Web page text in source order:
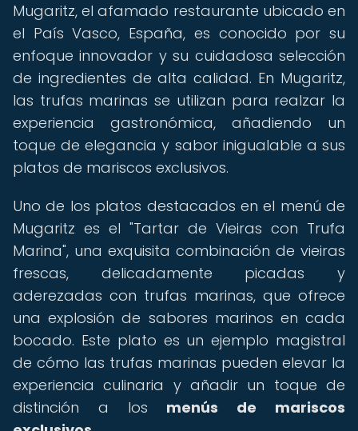
Mugaritz, el afamado restaurante ubicado en
el País Vasco, España, es conocido por su
enfoque innovador y su cuidadosa selección
de ingredientes de alta calidad. En Mugaritz,
las trufas marinas se utilizan para realzar la
experiencia gastronómica, añadiendo un
toque de elegancia y sabor inigualable a sus
platos de mariscos exclusivos.
Uno de los platos destacados en el menú de
Mugaritz es el "Tartar de Vieiras con Trufa
Marina", una exquisita combinación de vieiras
frescas, delicadamente picadas y
aderezadas con trufas marinas, que ofrece
una explosión de sabores marinos en cada
bocado. Este plato es un ejemplo magistral
de cómo las trufas marinas pueden elevar la
experiencia culinaria y añadir un toque de
distinción a los menús de mariscos